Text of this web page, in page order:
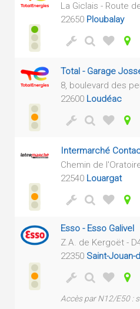
La Giclais - Route
22650 Ploubalay
Total - Garage
8, boulevard des
22600 Loudéac
Intermarché
Chemin de
22540 Louargat
Esso - Esso Galivel
Z.A. de Kergoët -
22350 Saint-Jouan-
Accès par N12/E50 :